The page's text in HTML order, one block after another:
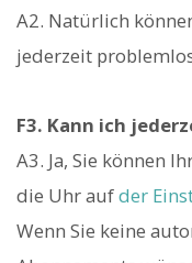
A2. Natürlich
jederzeit
F3. Kann ich
A3. Ja, Sie können
die Uhr aufder
Wenn Sie keine